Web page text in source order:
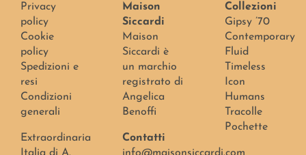
Privacy
policy
Cookie
policy
Spedizioni e
resi
Condizioni
generali
Extraordinaria
Maison
Siccardi
Maison
Siccardi è
un marchio
registrato di
Angelica
Benoffi
Contatti
Collezioni
Gipsy ’70
Contemporary
Fluid
Timeless
Icon
Humans
Tracolle
Pochette